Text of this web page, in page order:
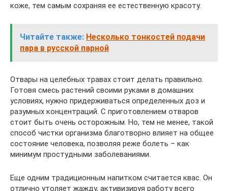
коже, тем самым сохраняя ее естественную красоту.
Читайте также: Несколько тонкостей подачи
пара в русской парной
Отвары на целебных травах стоит делать правильно.
Готовя смесь растений своими руками в домашних
условиях, нужно придерживаться определенных доз и
разумных концентраций. С приготовлением отваров
стоит быть очень осторожным. Но, тем не менее, такой
способ чистки организма благотворно влияет на общее
состояние человека, позволяя реже болеть – как
минимум простудными заболеваниями.
Еще одним традиционным напитком считается квас. Он
отлично утоляет жажду, активизируя работу всего